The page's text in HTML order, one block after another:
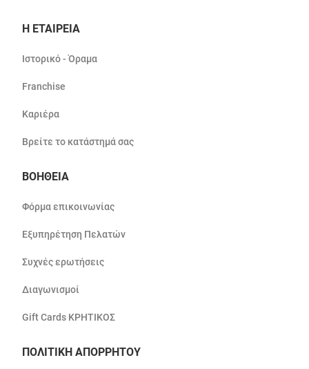
Η ΕΤΑΙΡΕΙΑ
Ιστορικό - Όραμα
Franchise
Καριέρα
Βρείτε το κατάστημά σας
ΒΟΗΘΕΙΑ
Φόρμα επικοινωνίας
Εξυπηρέτηση Πελατών
Συχνές ερωτήσεις
Διαγωνισμοί
Gift Cards ΚΡΗΤΙΚΟΣ
ΠΟΛΙΤΙΚΗ ΑΠΟΡΡΗΤΟΥ